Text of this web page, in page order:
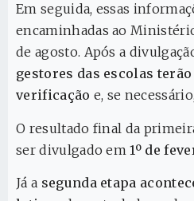
Em seguida, essas
encaminhadas ao
de agosto. Após a
gestores das escolas
verificação e, se
O resultado final da
ser divulgado em1º de
Já a segunda etapa